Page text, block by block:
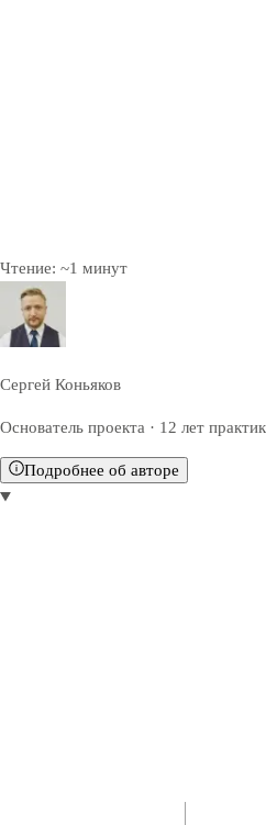
Чтение: ~1 минут
Сергей Коньяков
Основатель проекта · 12 лет
Подробнее об авторе